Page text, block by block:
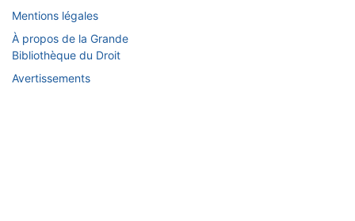
Mentions légales
À propos de la Grande
Bibliothèque du Droit
Avertissements